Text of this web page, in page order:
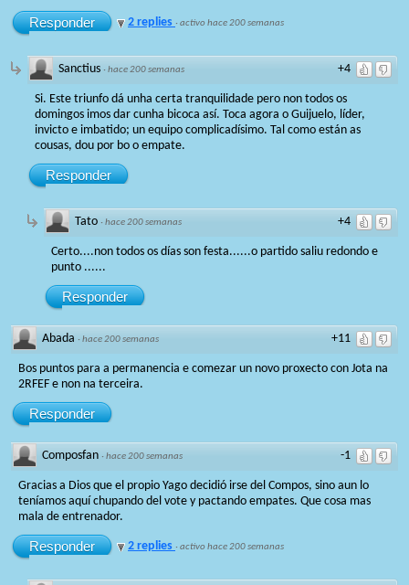
Responder 2 replies ·activo hace 200 semanas
+4
Sanctius ·hace 200 semanas
Si. Este triunfo dá unha certa tranquilidade pero non todos os
domingos imos dar cunha bicoca así. Toca agora o Guijuelo, líder,
invicto e imbatido; un equipo complicadísimo. Tal como están as
cousas, dou por bo o empate.
Responder
+4
Tato ·hace 200 semanas
Certo....non todos os días son festa......o partido saliu redondo e
punto ......
Responder
+11
Abada ·hace 200 semanas
Bos puntos para a permanencia e comezar un novo proxecto con Jota na
2RFEF e non na terceira.
Responder
-1
Composfan ·hace 200 semanas
Gracias a Dios que el propio Yago decidió irse del Compos, sino aun lo
teníamos aquí chupando del vote y pactando empates. Que cosa mas
mala de entrenador.
Responder 2 replies ·activo hace 200 semanas